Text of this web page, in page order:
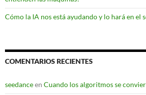
Cómo la IA nos está ayudando y lo hará en el
COMENTARIOS RECIENTES
seedanceen Cuando los algoritmos se